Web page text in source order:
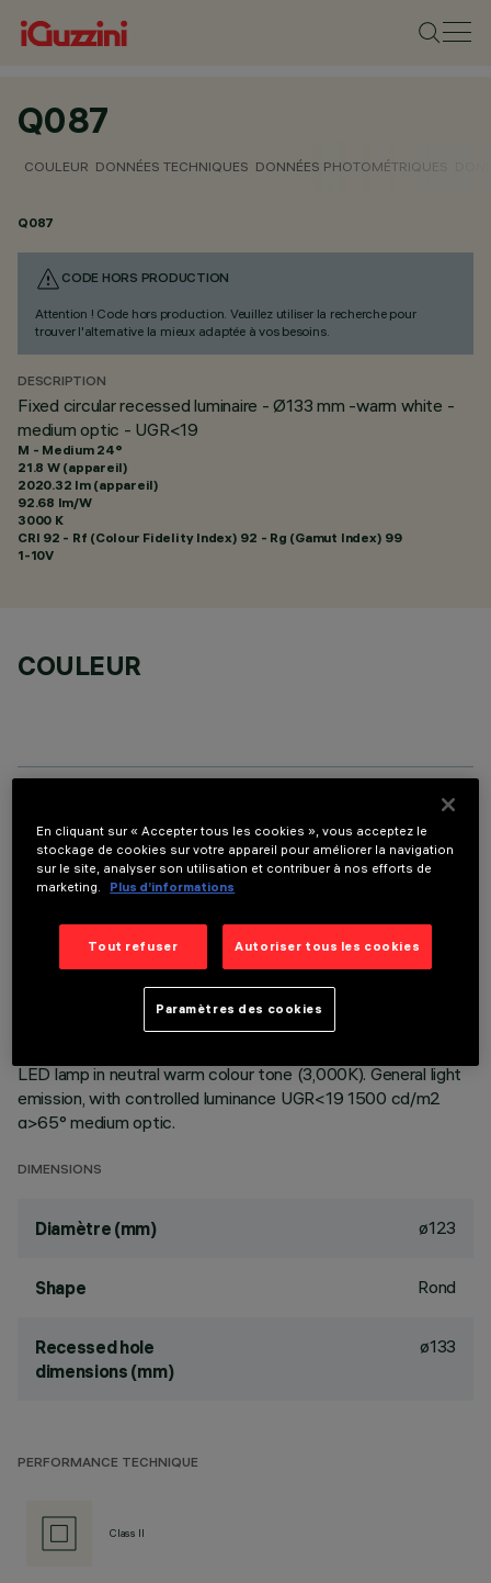
Q087
COULEUR DONNÉES TECHNIQUES DONNÉES PHOTOMÉTRIQUES
Q087
CODE HORS PRODUCTION
Attention ! Code hors production. Veuillez utiliser la recherche pour
trouver l'alternative la mieux adaptée à vos besoins.
DESCRIPTION
Fixed circular recessed luminaire - Ø133 mm -warm white -
medium optic - UGR<19
M - Medium 24°
21.8 W (appareil)
2020.32 lm (appareil)
92.68 lm/W
3000 K
CRI 92 - Rf (Colour Fidelity Index) 92 - Rg (Gamut Index) 99
1-10V
COULEUR
DONNÉES TECHNIQUES
DERNIÈRE MISE À JOUR: 01/08/2026
Fixed round luminaire designed to use a LED lamp with C.O.B.
ceiling. Reflector vacuum-metallised with aluminium vapours
with an anti-scratch protective layer. Die-cast aluminium
LED lamp in neutral warm colour tone (3,000K). General light
emission, with controlled luminance UGR<19 1500 cd/m2
α>65° medium optic.
DIMENSIONS
Diamètre (mm) ø123
Shape Rond
Recessed hole
dimensions (mm)
ø133
PERFORMANCE TECHNIQUE
Class II
En cliquant sur « Accepter tous les cookies », vous acceptez le
stockage de cookies sur votre appareil pour améliorer la navigation
sur le site, analyser son utilisation et contribuer à nos efforts de
marketing.
Plus d’informations
Tout refuser Autoriser tous les cookies
Paramètres des cookies